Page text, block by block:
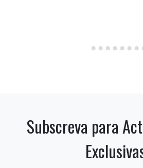
Subscreva para